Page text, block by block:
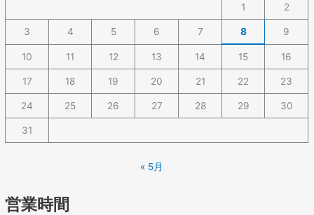
1 2
3 4 5 6 7 8 9
10 11 12 13 14 15 16
17 18 19 20 21 22 23
24 25 26 27 28 29 30
31
« 5月
営業時間